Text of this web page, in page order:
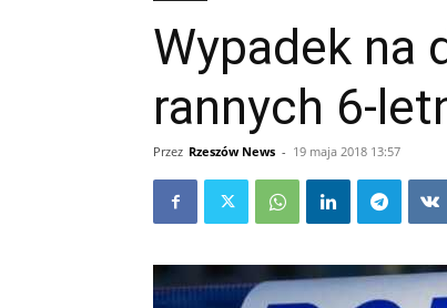
Wypadek na
rannych 6-
Przez Rzeszów News - 19 maja 2018 13:57